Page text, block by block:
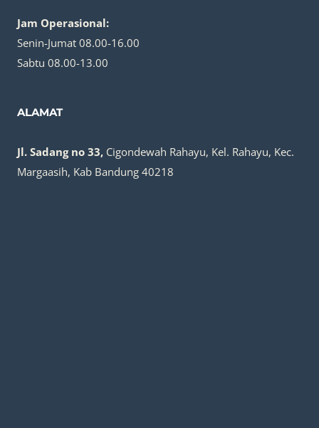
Jam Operasional:
Senin-Jumat 08.00-16.00
Sabtu 08.00-13.00
ALAMAT
Jl. Sadang no 33, Cigondewah Rahayu, Kel. Rahayu, Kec.
Margaasih, Kab Bandung 40218